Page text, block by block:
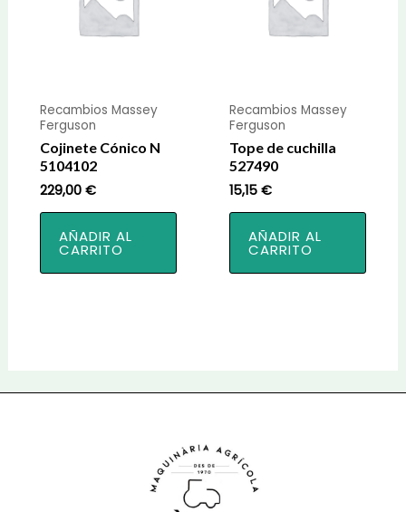
Recambios Massey
Ferguson
Cojinete Cónico N
5104102
229,00 €
AÑADIR AL
CARRITO
Recambios Massey
Ferguson
Tope de cuchilla
527490
15,15€
AÑADIR AL
CARRITO